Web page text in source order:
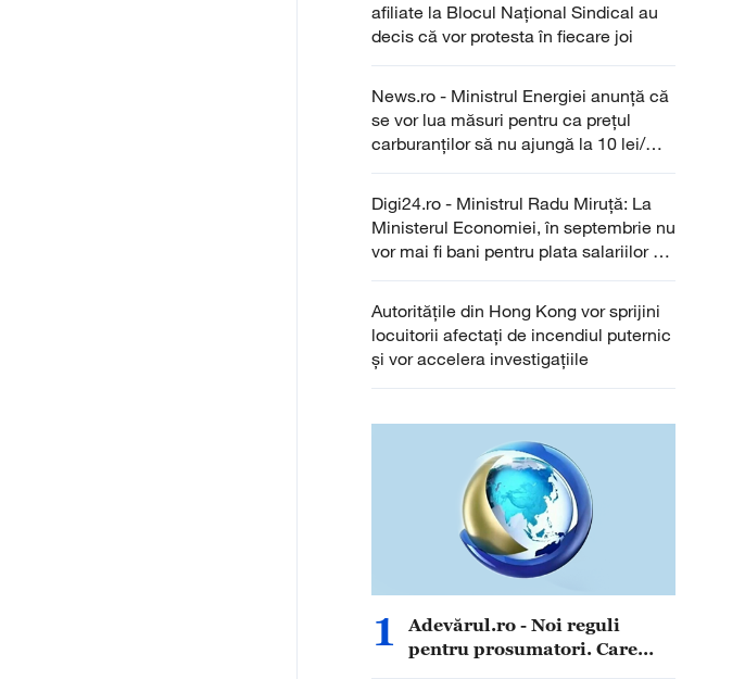
afiliate la Blocul Național Sindical au
decis că vor protesta în fiecare joi
News.ro - Ministrul Energiei anunţă că
se vor lua măsuri pentru ca preţul
carburanţilor să nu ajungă la 10 lei/
litrul
Digi24.ro - Ministrul Radu Miruță: La
Ministerul Economiei, în septembrie nu
vor mai fi bani pentru plata salariilor pe
luna august
Autoritățile din Hong Kong vor sprijini
locuitorii afectați de incendiul puternic
și vor accelera investigațiile
1
Adevărul.ro - Noi reguli
pentru prosumatori. Care